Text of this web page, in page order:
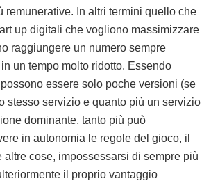
remunerative. In altri termini quello che
up digitali che vogliono massimizzare
raggiungere un numero sempre
un tempo molto ridotto. Essendo
essere solo poche versioni (se
stesso servizio e quanto più un servizio
dominante, tanto più può
in autonomia le regole del gioco, il
altre cose, impossessarsi di sempre più
il proprio vantaggio